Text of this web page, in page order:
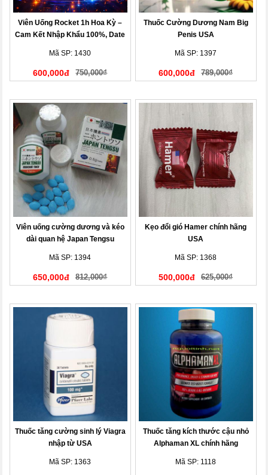
Viên Uống Rocket 1h Hoa Kỳ –
Cam Kết Nhập Khẩu 100%, Date
Mã SP: 1430
600,000đ 750,000₫
Thuốc Cường Dương Nam Big
Penis USA
Mã SP: 1397
600,000đ 789,000₫
Viên uống cường dương và kéo
dài quan hệ Japan Tengsu
Mã SP: 1394
650,000đ 812,000₫
Kẹo đổi gió Hamer chính hãng
USA
Mã SP: 1368
500,000đ 625,000₫
Thuốc tăng cường sinh lý Viagra
nhập từ USA
Mã SP: 1363
Thuốc tăng kích thước cậu nhỏ
Alphaman XL chính hãng
Mã SP: 1118